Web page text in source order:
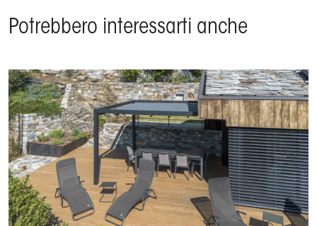
Potrebbero interessarti anche